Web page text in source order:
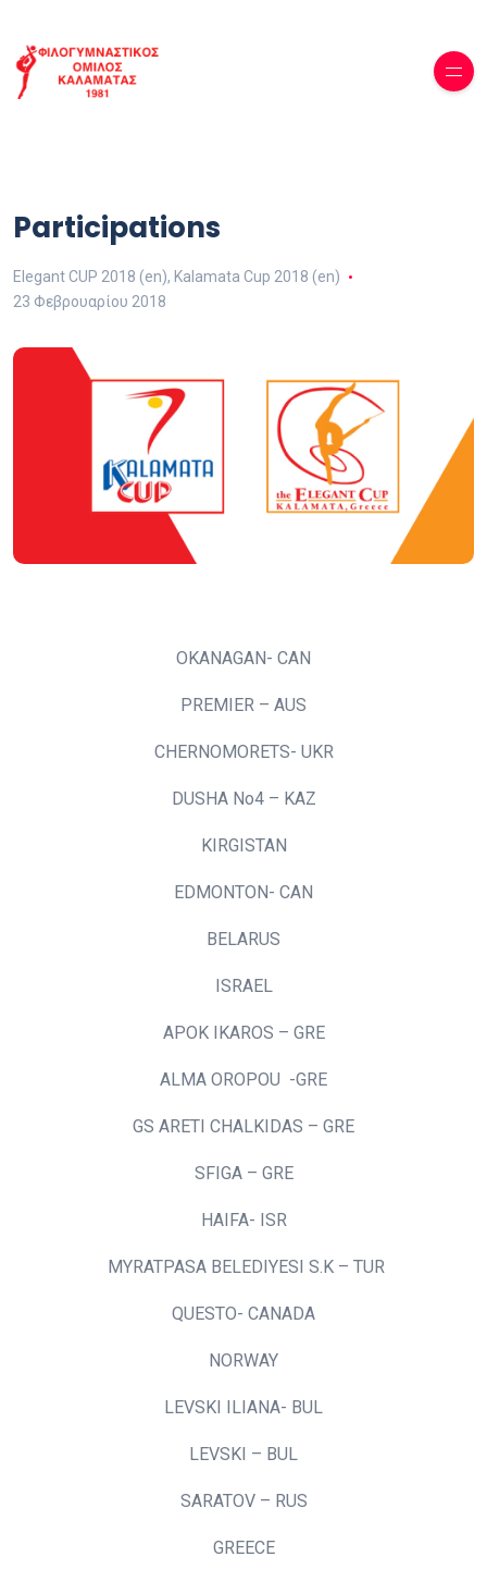
Participations
Elegant CUP 2018 (en), Kalamata Cup 2018 (en)
23 Φεβρουαρίου 2018
OKANAGAN- CAN
PREMIER – AUS
CHERNOMORETS- UKR
DUSHA No4 – KAZ
KIRGISTAN
EDMONTON- CAN
BELARUS
ISRAEL
APOK IKAROS – GRE
ALMA OROPOU -GRE
GS ARETI CHALKIDAS – GRE
SFIGA – GRE
HAIFA- ISR
MYRATPASA BELEDIYESI S.K – TUR
QUESTO- CANADA
NORWAY
LEVSKI ILIANA- BUL
LEVSKI – BUL
SARATOV – RUS
GREECE